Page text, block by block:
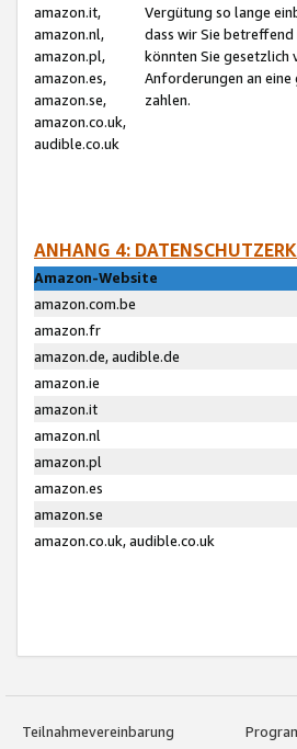
amazon.it,
amazon.nl,
amazon.pl,
amazon.es,
amazon.se,
amazon.co.uk,
audible.co.uk
Vergütung so lange
dass wir Sie
könnten Sie gesetzlich
Anforderungen an
zahlen.
ANHANG 4:
Amazon-Website
amazon.com.be
amazon.fr
amazon.de, audible.de
amazon.ie
amazon.it
amazon.nl
amazon.pl
amazon.es
amazon.se
amazon.co.uk, audible.co.uk
Teilnahmevereinbarung